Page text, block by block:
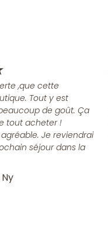
,que cette
Tout y est
de goût. Ça
tout acheter !
Je reviendrai
séjour dans la